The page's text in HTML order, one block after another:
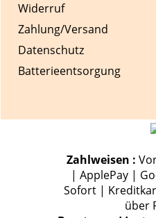
Widerruf
Zahlung/Versand
Datenschutz
Batterieentsorgung
Zahlweisen :
| ApplePay |
Sofort |
über